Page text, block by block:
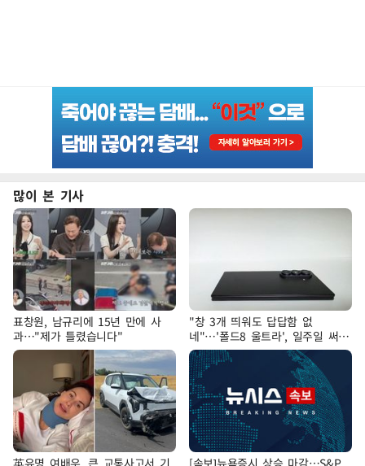
많이 본 기사
표창원, 남규리에 15년 만에 사
과…"제가 틀렸습니다"
"창 3개 띄워도 답답함 없
네"…'폴드8 울트라', 일주일 써보
니